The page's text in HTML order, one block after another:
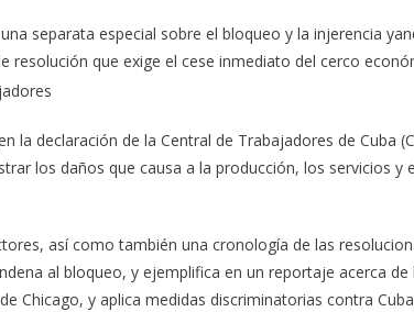
separata especial sobre el bloqueo y la injerencia
resolución que exige el cese inmediato del cerco
la declaración de la Central de Trabajadores de Cuba
los daños que causa a la producción, los servicios y
así como también una cronología de las
al bloqueo, y ejemplifica en un reportaje acerca de
Chicago, y aplica medidas discriminatorias contra